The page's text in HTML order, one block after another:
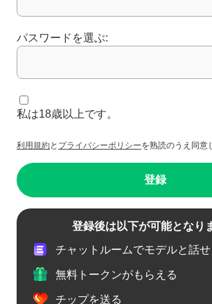
パスワードを選ぶ:
私は18歳以上です。
利用規約と プライバシーポリシーを熟読のうえ同意
登録
登録後は以下が可能となり
チャットルームでモデルと話せ
無料トークンがもらえる
チップを送る